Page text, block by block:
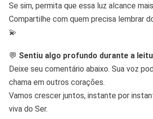
Se sim, permita que essa luz alcance
Compartilhe com quem precisa lembrar
💫
💬 Sentiu algo profundo durante a
Deixe seu comentário abaixo. Sua voz
chama em outros corações.
Vamos crescer juntos, instante por
viva do Ser.